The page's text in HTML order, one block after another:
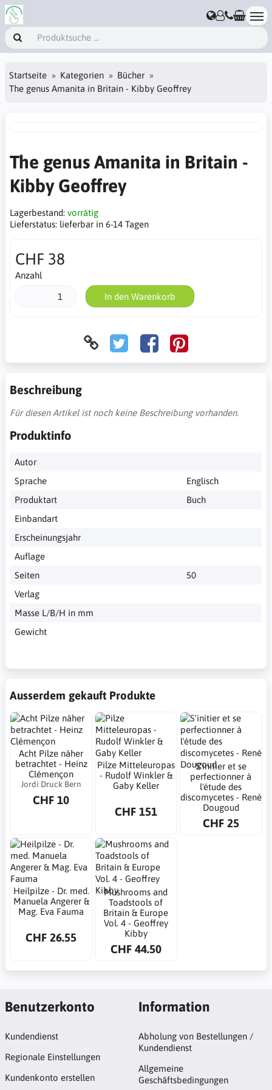
Startseite Kategorien
Bücher
The genus Amanita in Britain - Kibby Geoffrey
The genus Amanita in Britain -
Kibby Geoffrey
Lagerbestand: vorrätig
Lieferstatus: lieferbar in 6-14 Tagen
CHF 38
Anzahl
In den Warenkorb
Beschreibung
Für diesen Artikel ist noch keine Beschreibung vorhanden.
Produktinfo
Autor
Sprache
Englisch
Produktart
Buch
Einbandart
Erscheinungsjahr
Auflage
Seiten
50
Verlag
Masse L/B/H in mm
Gewicht
Ausserdem gekauft Produkte
Acht Pilze näher
betrachtet - Heinz
Clémençon
Jordi Druck Bern
CHF 10
Pilze Mitteleuropas
- Rudolf Winkler &
Gaby Keller
CHF 151
S'initier et se
perfectionner à
l'étude des
discomycetes - René
Dougoud
CHF 25
Heilpilze - Dr. med.
Manuela Angerer &
Mag. Eva Fauma
CHF 26.55
Mushrooms and
Toadstools of
Britain & Europe
Vol. 4 - Geoffrey
Kibby
CHF 44.50
Benutzerkonto
Kundendienst
Regionale Einstellungen
Kundenkonto erstellen
Information
Abholung von Bestellungen /
Kundendienst
Allgemeine
Geschäftsbedingungen